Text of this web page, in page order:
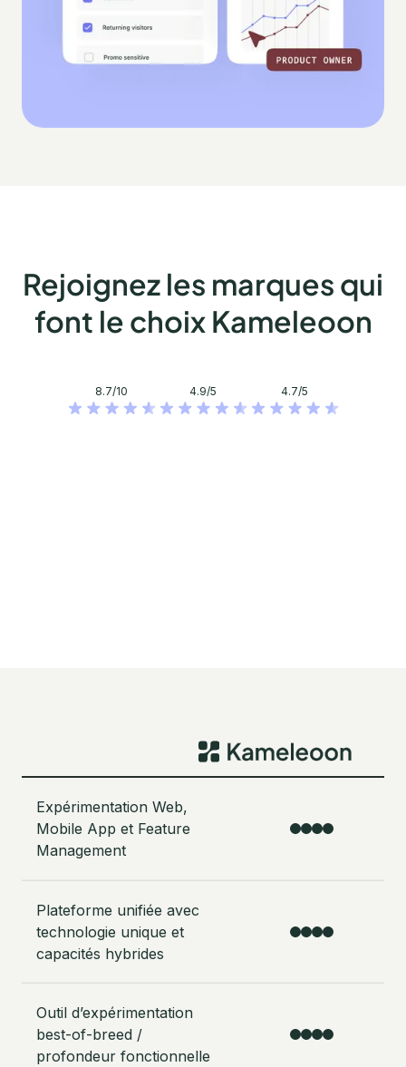
Rejoignez les marques qui
font le choix Kameleoon
8.7/10 4.9/5 4.7/5
Expérimentation Web,
Mobile App et Feature
Management
Plateforme unifiée avec
technologie unique et
capacités hybrides
Outil d’expérimentation
best-of-breed /
profondeur fonctionnelle